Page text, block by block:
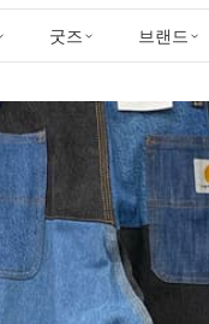
굿즈 브랜드